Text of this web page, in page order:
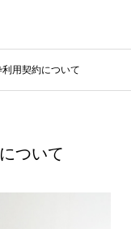
用契約について
ついて